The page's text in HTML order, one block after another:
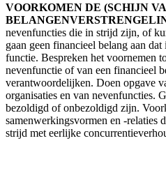
VOORKOMEN DE (SCHIJN
nevenfuncties die in strijd zijn, of
gaan geen financieel belang aan
functie. Bespreken het voornemen
nevenfunctie of van een financieel
verantwoordelijken. Doen opgave
organisaties en van nevenfuncties.
bezoldigd of onbezoldigd zijn.
samenwerkingsvormen en -relaties
strijd met eerlijke